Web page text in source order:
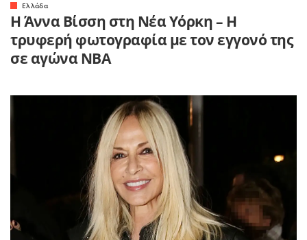
Ελλάδα
Η Άννα Βίσση στη Νέα Υόρκη – Η
τρυφερή φωτογραφία με τον εγγονό της
σε αγώνα NBA